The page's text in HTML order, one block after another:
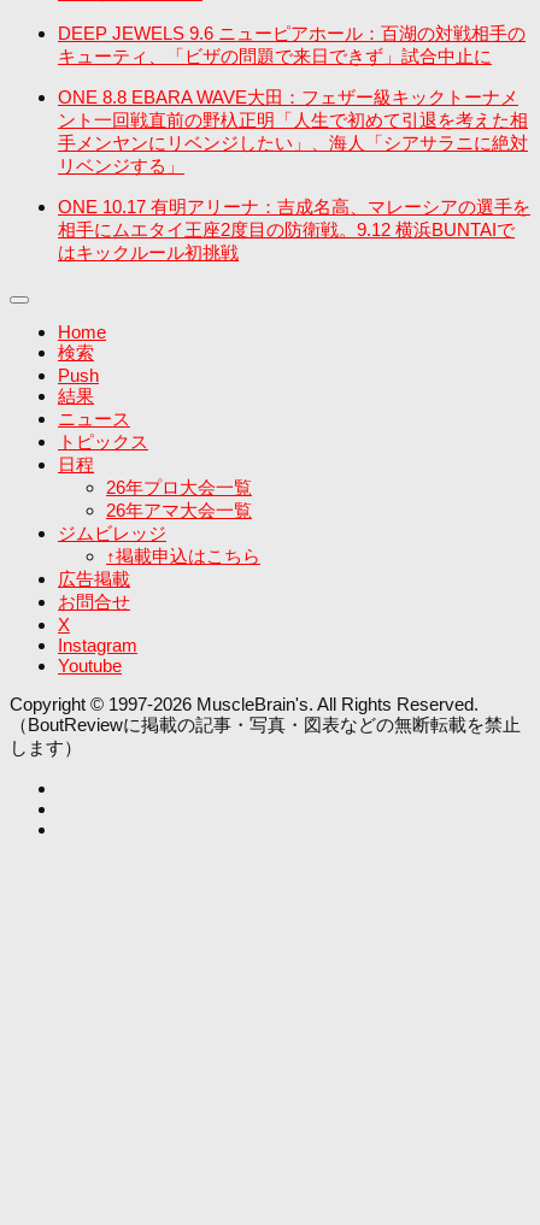
DEEP JEWELS 9.6 ニューピアホール：百湖の対戦相手の
キューティ、「ビザの問題で来日できず」試合中止に
ONE 8.8 EBARA WAVE大田：フェザー級キックトーナメ
ント一回戦直前の野杁正明「人生で初めて引退を考えた相
手メンヤンにリベンジしたい」、海人「シアサラニに絶対
リベンジする」
ONE 10.17 有明アリーナ：吉成名高、マレーシアの選手を
相手にムエタイ王座2度目の防衛戦。9.12 横浜BUNTAIで
はキックルール初挑戦
Home
検索
Push
結果
ニュース
トピックス
日程
26年プロ大会一覧
26年アマ大会一覧
ジムビレッジ
↑掲載申込はこちら
広告掲載
お問合せ
X
Instagram
Youtube
Copyright © 1997-2026 MuscleBrain's. All Rights Reserved.
（BoutReviewに掲載の記事・写真・図表などの無断転載を禁止
します）